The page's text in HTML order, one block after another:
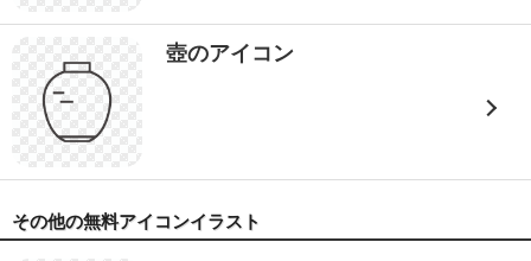
壺のアイコン
その他の無料アイコンイラスト